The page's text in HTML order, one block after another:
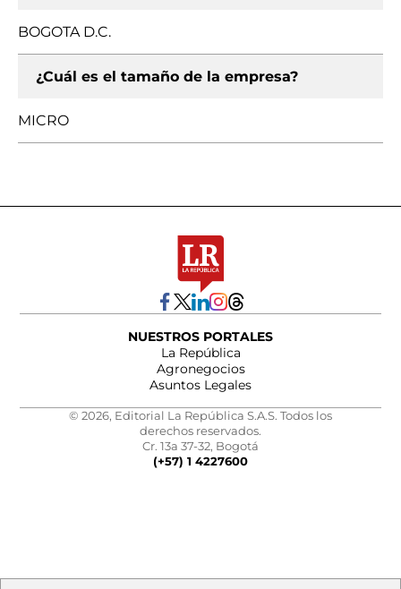
BOGOTA D.C.
¿Cuál es el tamaño de la empresa?
MICRO
NUESTROS PORTALES
La República
Agronegocios
Asuntos Legales
© 2026, Editorial La República S.A.S. Todos los
derechos reservados.
Cr. 13a 37-32, Bogotá
(+57) 1 4227600